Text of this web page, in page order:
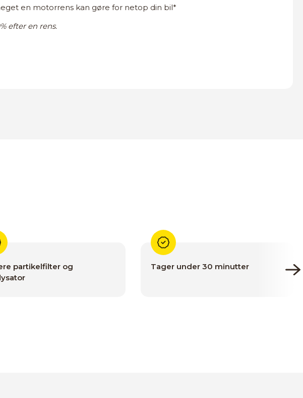
en motorrens kan gøre for netop din bil*
efter en rens.
partikelfilter og
Tager under 30 minutter